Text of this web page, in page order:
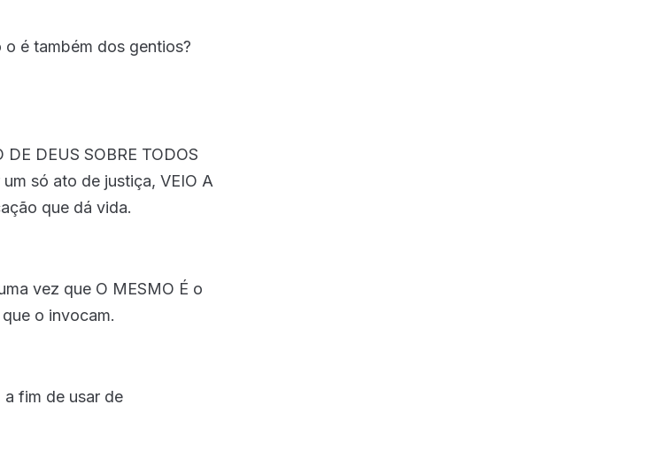
o é também dos gentios?
DEUS SOBRE TODOS
só ato de justiça, VEIO A
que dá vida.
vez que O MESMO É o
o invocam.
a fim de usar de